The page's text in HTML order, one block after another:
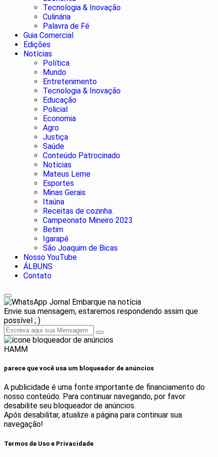
Tecnologia & Inovação
Culinária
Palavra de Fé
Guia Comercial
Edições
Notícias
Política
Mundo
Entretenimento
Tecnologia & Inovação
Educação
Policial
Economia
Agro
Justiça
Saúde
Conteúdo Patrocinado
Notícias
Mateus Leme
Esportes
Minas Gerais
Itaúna
Receitas de cozinha.
Campeonato Mineiro 2023
Betim
Igarapé
São Joaquim de Bicas
Nosso YouTube
ÁLBUNS
Contato
Jornal Embarque na notícia
Envie sua mensagem, estaremos respondendo assim que
possível ; )
HAMM
parece que você usa um bloqueador de anúncios
A publicidade é uma fonte importante de financiamento do
nosso conteúdo. Para continuar navegando, por favor
desabilite seu bloqueador de anúncios.
Após desabilitar, atualize a página para continuar sua
navegação!
Termos de Uso e Privacidade